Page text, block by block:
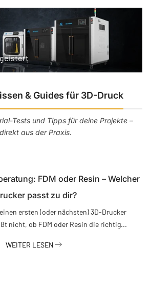
& Guides für 3D-Druck
Tests und Tipps für deine Projekte –
direkt aus der Praxis.
FDM oder Resin – Welcher
passt zu dir?
ersten (oder nächsten) 3D-Drucker
nicht, ob FDM oder Resin die richtig...
WEITER LESEN